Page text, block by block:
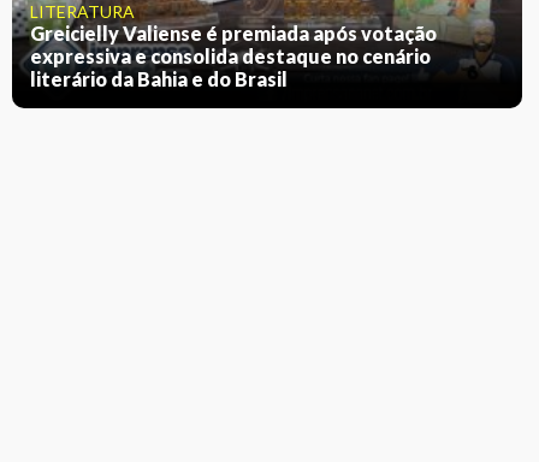
LITERATURA
Greicielly Valiense é premiada após votação
expressiva e consolida destaque no cenário
literário da Bahia e do Brasil